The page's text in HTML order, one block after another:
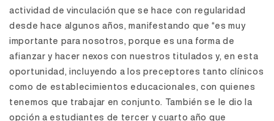
actividad de vinculación que se hace con regularidad
desde hace algunos años, manifestando que “es muy
importante para nosotros, porque es una forma de
afianzar y hacer nexos con nuestros titulados y, en esta
oportunidad, incluyendo a los preceptores tanto clínicos
como de establecimientos educacionales, con quienes
tenemos que trabajar en conjunto. También se le dio la
opción a estudiantes de tercer y cuarto año que